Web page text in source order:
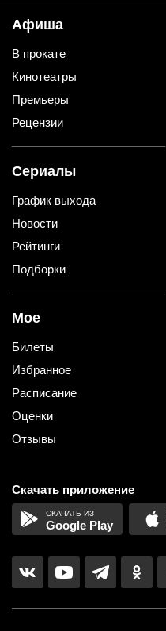
Афиша
В прокате
Кинотеатры
Премьеры
Рецензии
Сериалы
График выхода
Новости
Рейтинги
Подборки
Мое
Билеты
Избранное
Расписание
Оценки
Отзывы
Скачать приложение
Google Play